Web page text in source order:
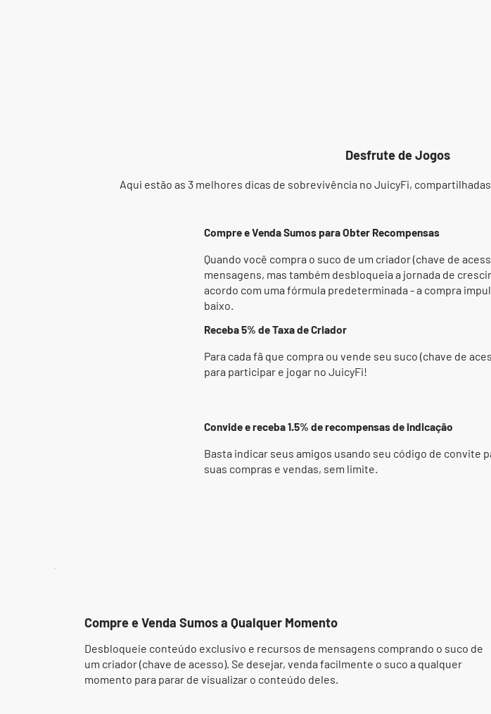
Desfrute de Jogos
Aqui estão as 3 melhores dicas de sobrevivência no JuicyFi,
Compre e Venda Sumos para Obter Recompensas
Quando você compra o suco de um criador (chave de
mensagens, mas também desbloqueia a jornada de
acordo com uma fórmula predeterminada - a compra
baixo.
Receba 5% de Taxa de Criador
Para cada fã que compra ou vende seu suco (chave de
para participar e jogar no JuicyFi!
Convide e receba 1.5% de recompensas de indicação
Basta indicar seus amigos usando seu código de convite
suas compras e vendas, sem limite.
Compre e Venda Sumos a Qualquer Momento
Desbloqueie conteúdo exclusivo e recursos de mensagens comprando o suco de
um criador (chave de acesso). Se desejar, venda facilmente o suco a qualquer
momento para parar de visualizar o conteúdo deles.